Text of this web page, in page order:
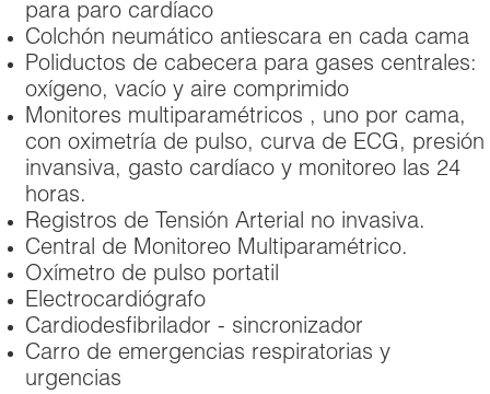
para paro cardíaco
Colchón neumático antiescara en cada cama
Poliductos de cabecera para gases centrales:
oxígeno, vacío y aire comprimido
Monitores multiparamétricos , uno por cama,
con oximetría de pulso, curva de ECG, presión
invansiva, gasto cardíaco y monitoreo las 24
horas.
Registros de Tensión Arterial no invasiva.
Central de Monitoreo Multiparamétrico.
Oxímetro de pulso portatil
Electrocardiógrafo
Cardiodesfibrilador - sincronizador
Carro de emergencias respiratorias y
urgencias